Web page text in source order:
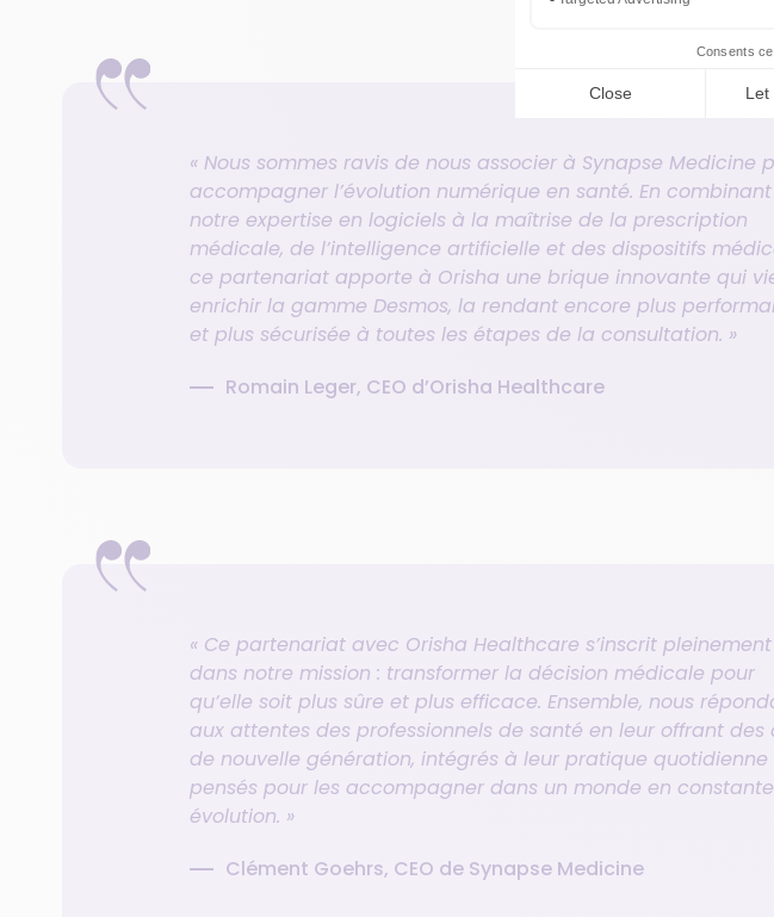
« Nous sommes ravis de nous associer à Synapse Medicine
accompagner l’évolution numérique en santé. En combinant
notre expertise en logiciels à la maîtrise de la prescription
médicale, de l’intelligence artificielle et des dispositifs
ce partenariat apporte à Orisha une brique innovante qui
enrichir la gamme Desmos, la rendant encore plus
et plus sécurisée à toutes les étapes de la consultation. »
Romain Leger, CEO d’Orisha Healthcare
« Ce partenariat avec Orisha Healthcare s’inscrit pleinement
dans notre mission : transformer la décision médicale pour
qu’elle soit plus sûre et plus efficace. Ensemble, nous
aux attentes des professionnels de santé en leur offrant des
de nouvelle génération, intégrés à leur pratique quotidienne
pensés pour les accompagner dans un monde en constante
évolution. »
Clément Goehrs, CEO de Synapse Medicine